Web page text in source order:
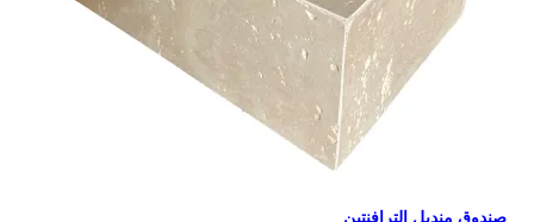
صندوق منديل الترافنتين